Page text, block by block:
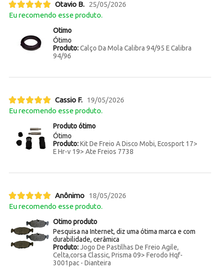
Otavio B.
25/05/2026
Eu recomendo esse produto.
Otimo
Ótimo
Produto:Calço Da Mola Calibra 94/95 E Calibra
94/96
Cassio F.
19/05/2026
Eu recomendo esse produto.
Produto ótimo
Ótimo
Produto:Kit De Freio A Disco Mobi, Ecosport 17>
E Hr-v 19> Ate Freios 7738
Anônimo
18/05/2026
Eu recomendo esse produto.
Otimo produto
Pesquisa na Internet, diz uma ótima marca e com
durabilidade, cerâmica
Produto:Jogo De Pastilhas De Freio Agile,
Celta,corsa Classic, Prisma 09> Ferodo Hqf-
3001pac - Dianteira